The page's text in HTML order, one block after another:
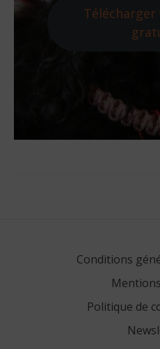
Conditions
Politique de